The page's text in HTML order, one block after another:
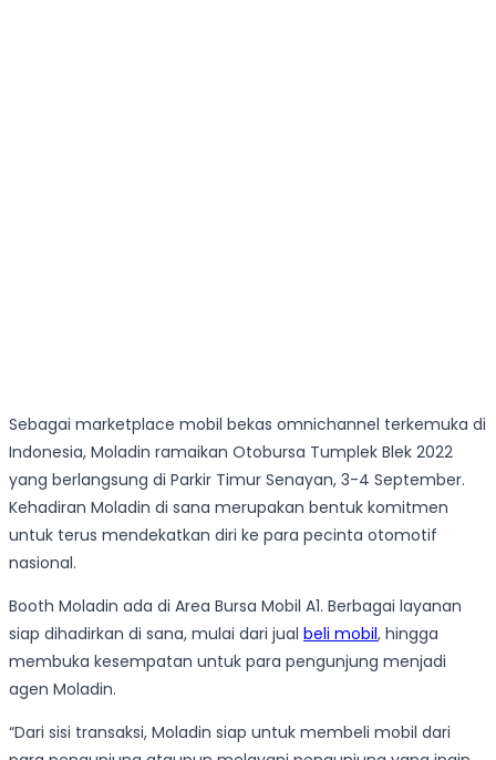
Sebagai marketplace mobil bekas omnichannel terkemuka di
Indonesia, Moladin ramaikan Otobursa Tumplek Blek 2022
yang berlangsung di Parkir Timur Senayan, 3-4 September.
Kehadiran Moladin di sana merupakan bentuk komitmen
untuk terus mendekatkan diri ke para pecinta otomotif
nasional.
Booth Moladin ada di Area Bursa Mobil A1. Berbagai layanan
siap dihadirkan di sana, mulai dari jual beli mobil, hingga
membuka kesempatan untuk para pengunjung menjadi
agen Moladin.
“Dari sisi transaksi, Moladin siap untuk membeli mobil dari